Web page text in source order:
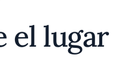
el lugar